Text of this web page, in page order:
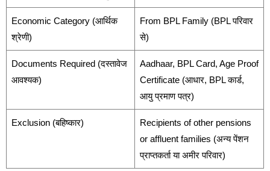
Economic Category (आर्थिक
श्रेणी)
From BPL Family (BPL परिवार
से)
Documents Required (दस्तावेज
आवश्यक)
Aadhaar, BPL Card, Age Proof
Certificate (आधार, BPL कार्ड,
आयु प्रमाण पत्र)
Exclusion (बहिष्कार)
Recipients of other pensions
or affluent families (अन्य पेंशन
प्राप्तकर्ता या अमीर परिवार)